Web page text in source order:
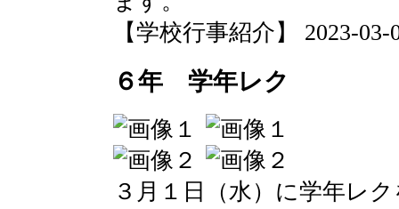
【学校行事紹介】 2023-03-
６年 学年レク
３月１日（水）に学年レ